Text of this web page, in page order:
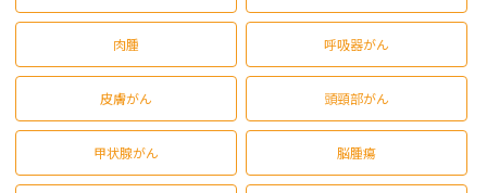
肉腫 呼吸器がん
皮膚がん 頭頸部がん
甲状腺がん 脳腫瘍